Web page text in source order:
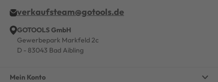
verkaufsteam@gotools.de
GOTOOLS GmbH
Gewerbepark Markfeld 2c
D - 83043 Bad Aibling
Mein Konto